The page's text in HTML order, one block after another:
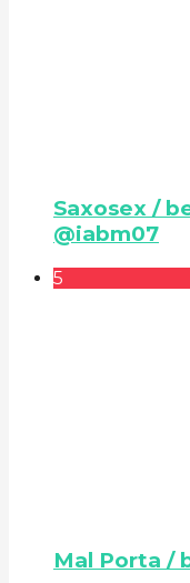
Saxosex /
@iabm07
5
Mal Porta /